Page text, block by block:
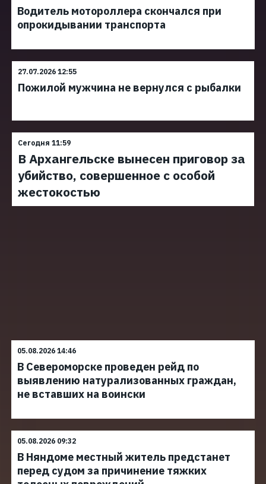
Водитель мотороллера скончался при
опрокидывании транспорта
27.07.2026 12:55
Пожилой мужчина не вернулся с рыбалки
Сегодня 11:59
В Архангельске вынесен приговор за
убийство, совершенное с особой
жестокостью
05.08.2026 14:46
В Североморске проведен рейд по
выявлению натурализованных граждан,
не вставших на воински
05.08.2026 09:32
В Няндоме местный житель предстанет
перед судом за причинение тяжких